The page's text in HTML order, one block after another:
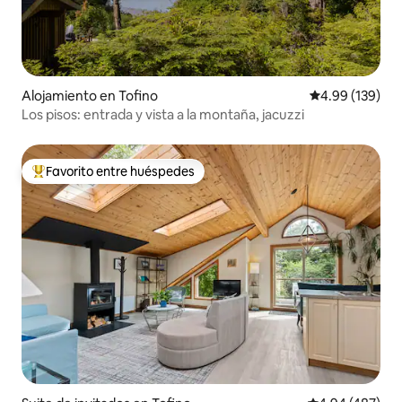
Alojamiento en Tofino Calificación
4.99 (139)
Los pisos: entrada y vista a la montaña, jacuzzi
Favorito entre huéspedes preferido
Favorito entre huéspedes